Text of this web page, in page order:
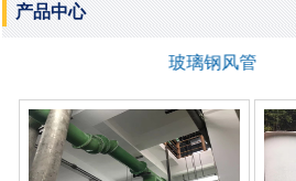
产品中心
玻璃钢风管